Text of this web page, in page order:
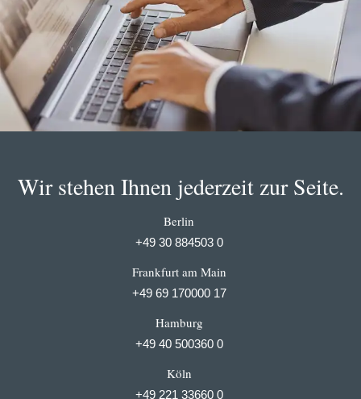
Wir stehen Ihnen jederzeit zur Seite.
Berlin
+49 30 884503 0
Frankfurt am Main
+49 69 170000 17
Hamburg
+49 40 500360 0
Köln
+49 221 33660 0